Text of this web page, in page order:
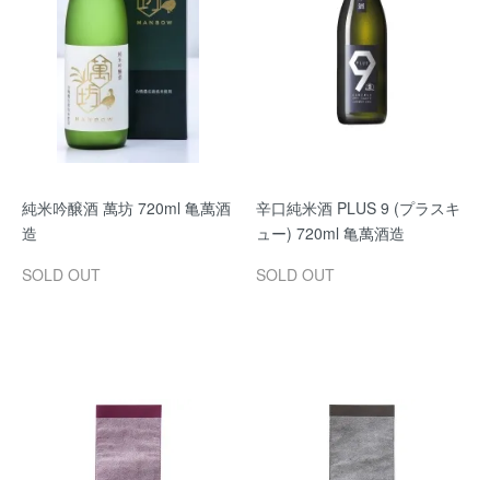
純米吟醸酒 萬坊 720ml 亀萬酒
造
SOLD OUT
辛口純米酒 PLUS 9 (プラスキ
ュー) 720ml 亀萬酒造
SOLD OUT